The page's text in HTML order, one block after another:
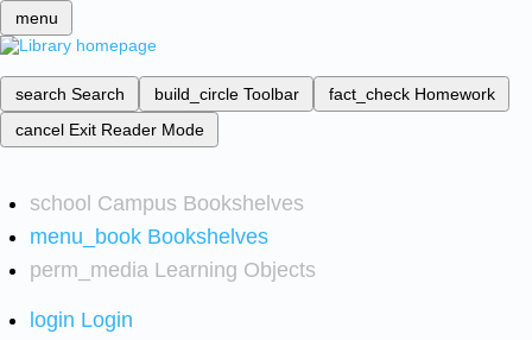
menu
search Search build_circle Toolbar fact_check Homework
cancel Exit Reader Mode
school Campus Bookshelves
menu_book Bookshelves
perm_media Learning Objects
login Login